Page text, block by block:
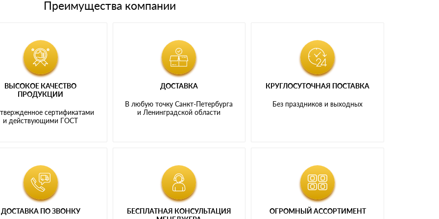
Преимущества компании
ВЫСОКОЕ КАЧЕСТВО
ПРОДУКЦИИ
сертификатами
и действующими ГОСТ
ДОСТАВКА
В любую точку Санкт-Петербурга
и Ленинградской области
КРУГЛОСУТОЧНАЯ ПОСТАВКА
Без праздников и выходных
ДОСТАВКА ПО ЗВОНКУ
БЕСПЛАТНАЯ КОНСУЛЬТАЦИЯ
ОГРОМНЫЙ АССОРТИМЕНТ